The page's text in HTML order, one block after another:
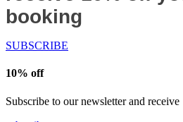
booking
SUBSCRIBE
10% off
Subscribe to our newsletter and